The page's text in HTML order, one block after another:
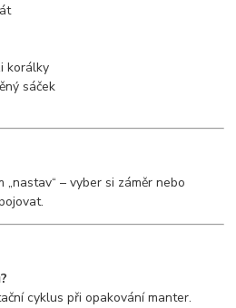
korálky
sáček
– vyber si záměr nebo
cyklus při opakování manter.